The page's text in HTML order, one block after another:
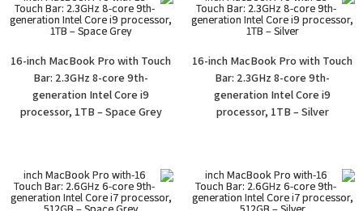
16-inch MacBook Pro with Touch
Bar: 2.3GHz 8-core 9th-
generation Intel Core i9
processor, 1TB – Silver
16-inch MacBook Pro with Touch
Bar: 2.3GHz 8-core 9th-
generation Intel Core i9
processor, 1TB – Space Grey